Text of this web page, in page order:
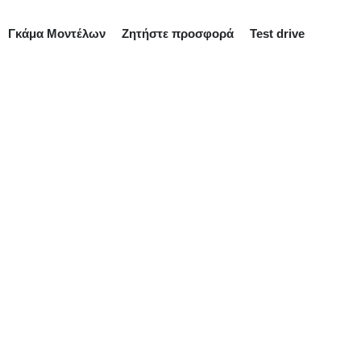
Γκάμα Μοντέλων Ζητήστε προσφορά Test drive